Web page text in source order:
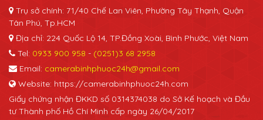
Trụ sở chính: 71/40 Chế Lan Viên, Phường Tây Thạnh, Quận
Tân Phú, Tp.HCM
Địa chỉ: 224 Quốc Lộ 14, TP.Đồng Xoài, Bình Phước, Việt Nam
Tel: 0933 900 958 - (0251)3 68 2958
Email: camerabinhphuoc24h@gmail.com
Website: https://camerabinhphuoc24h.com
Giấy chứng nhận ĐKKD số 0314374038 do Sở Kế hoạch và Đầu
tư Thành phố Hồ Chí Minh cấp ngày 26/04/2017